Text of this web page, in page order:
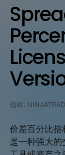
指标,
价差百分比指
是一种强大